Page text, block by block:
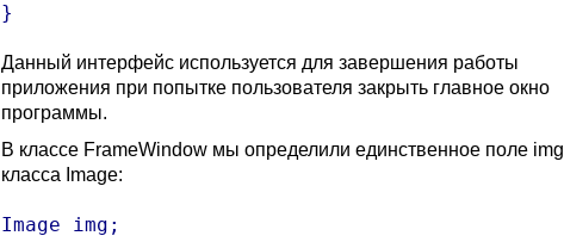
}
Данный интерфейс используется для завершения работы
приложения при попытке пользователя закрыть главное окно
программы.
В классе FrameWindow мы определили единственное поле img
класса Image:
Image img;